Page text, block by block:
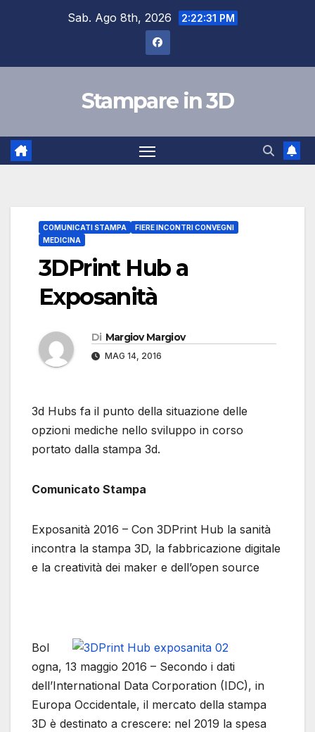
Sab. Ago 8th, 2026 2:22:32 PM
Stampare in 3D
COMUNICATI STAMPA
FIERE INCONTRI CONVEGNI
MEDICINA
3DPrint Hub a
Exposanità
Di Margiov Margiov
MAG 14, 2016
3d Hubs fa il punto della situazione delle
opzioni mediche nello sviluppo in corso
portato dalla stampa 3d.
Comunicato Stampa
Exposanità 2016 – Con 3DPrint Hub la sanità
incontra la stampa 3D, la fabbricazione digitale
e la creatività dei maker e dell’open source
Bol
ogna, 13 maggio 2016 – Secondo i dati
dell’International Data Corporation (IDC), in
Europa Occidentale, il mercato della stampa
3D è destinato a crescere: nel 2019 la spesa